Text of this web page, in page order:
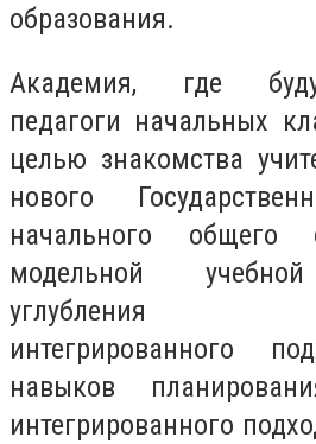
образования.
Академия, где
педагоги начальных
целью знакомства
нового
начального общего
модельной
углубления
интегрированного
навыков
интегрированного